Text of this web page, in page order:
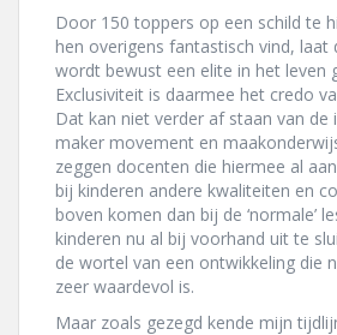
Door 150 toppers op een schild te
hen overigens fantastisch vind,
wordt bewust een elite in het leven
Exclusiviteit is daarmee het credo
Dat kan niet verder af staan van de
maker movement en
zeggen docenten die hiermee al
bij kinderen andere kwaliteiten en
boven komen dan bij de ‘normale’
kinderen nu al bij voorhand uit te
de wortel van een ontwikkeling die
zeer waardevol is.
Maar zoals gezegd kende mijn